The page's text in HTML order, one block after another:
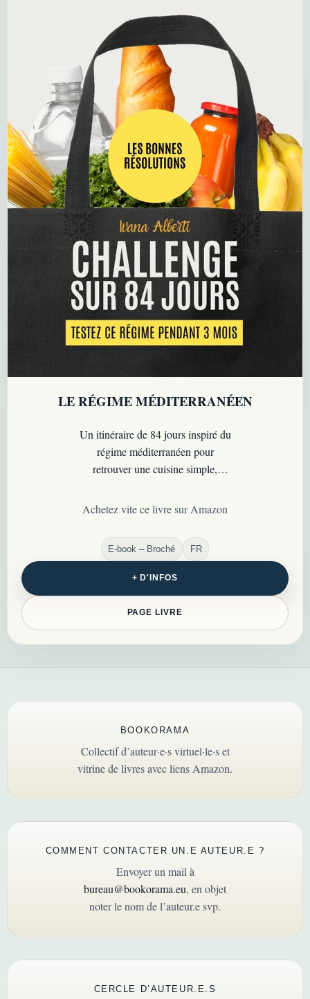
LE RÉGIME MÉDITERRANÉEN
Un itinéraire de 84 jours inspiré du
régime méditerranéen pour
retrouver une cuisine simple,
bons repères…
Achetez vite ce livre sur Amazon
E-book – Broché FR
+ D'INFOS
PAGE LIVRE
BOOKORAMA
Collectif d’auteur·e·s virtuel·le·s et
vitrine de livres avec liens Amazon.
COMMENT CONTACTER UN.E AUTEUR.E ?
Envoyer un mail à
bureau@bookorama.eu, en objet
noter le nom de l’auteur.e svp.
CERCLE D’AUTEUR.E.S